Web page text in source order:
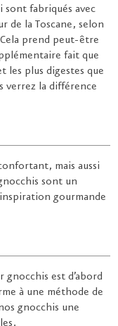
sont fabriqués avec
de la Toscane, selon
prend peut-être
fait que
les plus digestes que
verrez la différence
mais aussi
sont un
gourmande
est d’abord
à une méthode de
gnocchis une